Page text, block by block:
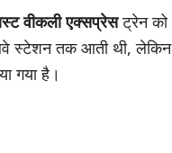
वीकली एक्सप्रेसट्रेन को
स्टेशन तक आती थी, लेकिन
गया है।